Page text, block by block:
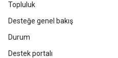
Topluluk
Desteğe genel bakış
Durum
Destek portalı